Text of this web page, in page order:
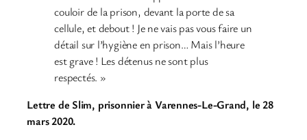
couloir de la prison, devant la porte de sa
cellule, et debout ! Je ne vais pas vous faire un
détail sur l’hygiène en prison… Mais l’heure
est grave ! Les détenus ne sont plus
respectés. »
Lettre de Slim, prisonnier à Varennes-Le-Grand, le 28
mars 2020.